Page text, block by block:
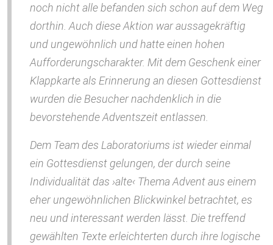
noch nicht alle befanden sich schon auf dem Weg
dorthin. Auch diese Aktion war aussagekräftig
und ungewöhnlich und hatte einen hohen
Aufforderungscharakter. Mit dem Geschenk einer
Klappkarte als Erinnerung an diesen Gottesdienst
wurden die Besucher nachdenklich in die
bevorstehende Adventszeit entlassen.
Dem Team des Laboratoriums ist wieder einmal
ein Gottesdienst gelungen, der durch seine
Individualität das ›alte‹ Thema Advent aus einem
eher ungewöhnlichen Blickwinkel betrachtet, es
neu und interessant werden lässt. Die treffend
gewählten Texte erleichterten durch ihre logische